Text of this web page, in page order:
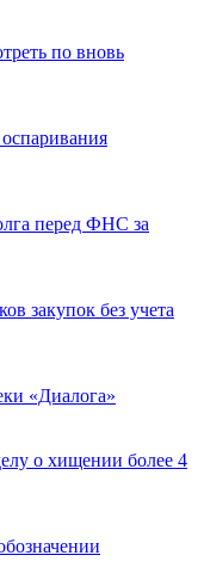
по вновь
перед ФНС за
закупок без учета
«Диалога»
о хищении более 4